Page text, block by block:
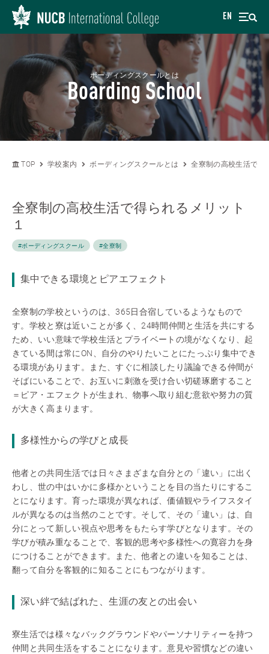
EN
ボーディングスクールとは
Boarding School
TOP 学校案内 ボーディングスクールとは 全寮制の高校生活で得
全寮制の高校生活で得られるメリット
１
#ボーディングスクール #全寮制
集中できる環境とピアエフェクト
全寮制の学校というのは、365日合宿しているようなもので
す。学校と寮は近いことが多く、24時間仲間と生活を共にする
ため、いい意味で学校生活とプライベートの境がなくなり、起
きている間は常にON、自分のやりたいことにたっぷり集中でき
る環境があります。また、すぐに相談したり議論できる仲間が
そばにいることで、お互いに刺激を受け合い切磋琢磨すること
＝ピア・エフェクトが生まれ、物事へ取り組む意欲や努力の質
が大きく高まります。
多様性からの学びと成長
他者との共同生活では日々さまざまな自分との「違い」に出く
わし、世の中はいかに多様かということを目の当たりにするこ
とになります。育った環境が異なれば、価値観やライフスタイ
ルが異なるのは当然のことです。そして、その「違い」は、自
分にとって新しい視点や思考をもたらす学びとなります。その
学びが積み重なることで、客観的思考や多様性への寛容力を身
につけることができます。また、他者との違いを知ることは、
翻って自分を客観的に知ることにもつながります。
深い絆で結ばれた、生涯の友との出会い
寮生活では様々なバックグラウンドやパーソナリティーを持つ
仲間と共同生活をすることになります。意見や習慣などの違い